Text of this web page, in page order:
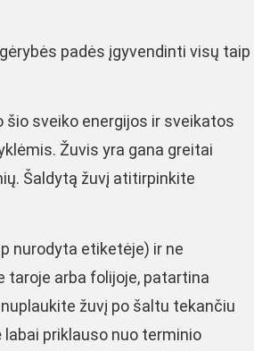
padės įgyvendinti visų taip
sveiko energijos ir sveikatos
Žuvis yra gana greitai
Šaldytą žuvį atitirpinkite
nurodyta etiketėje) ir ne
taroje arba folijoje, patartina
žuvį po šaltu tekančiu
priklauso nuo terminio